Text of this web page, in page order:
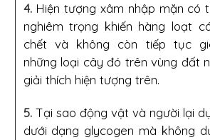
4.Hiện tượng xâm nhập mặn có
nghiêm trọng khiến hàng loạt
chết và không còn tiếp tục
những loại cây đó trên vùng đất
giải thích hiện tượng trên.
5.Tại sao động vật và người lại
dưới dạng glycogen mà không